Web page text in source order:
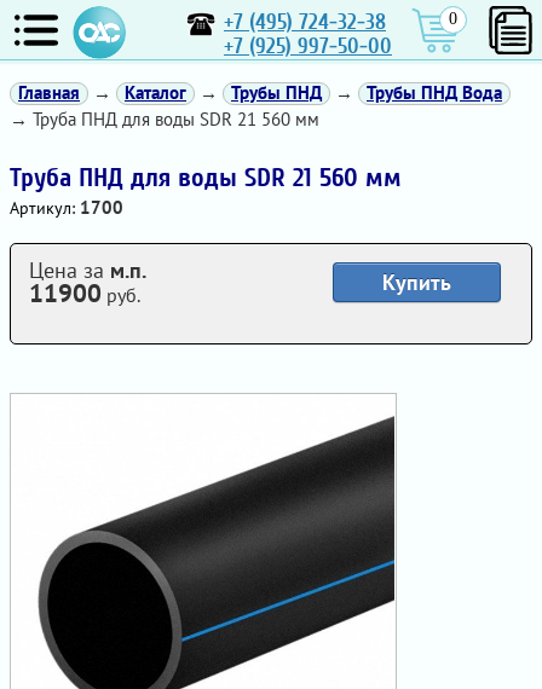
+7 (495) 724-32-38
+7 (925) 997-50-00
0
Главная → Каталог → Трубы ПНД →
Трубы ПНД Вода
→ Труба ПНД для воды SDR 21 560 мм
Труба ПНД для воды SDR 21 560 мм
Артикул: 1700
Купить
Цена за м.п.
11900 руб.